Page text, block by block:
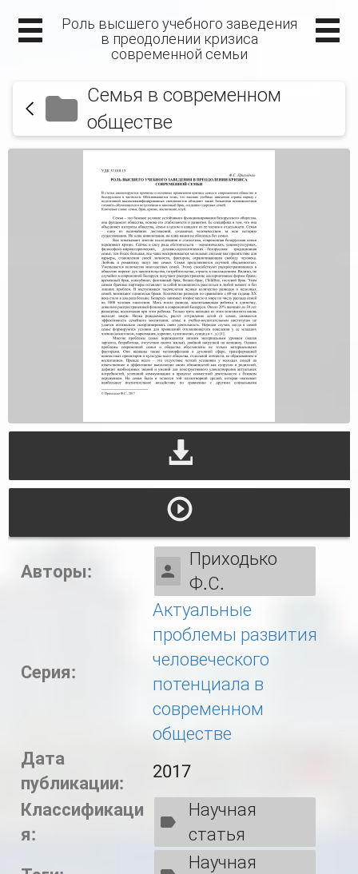
Роль высшего учебного заведения
в преодолении кризиса
современной семьи
Семья в современном
обществе
Авторы:
Приходько
Ф.С.
Серия:
Актуальные
проблемы развития
человеческого
потенциала в
современном
обществе
Дата
публикации:
2017
Классификаци
я:
Научная
статья
Научная